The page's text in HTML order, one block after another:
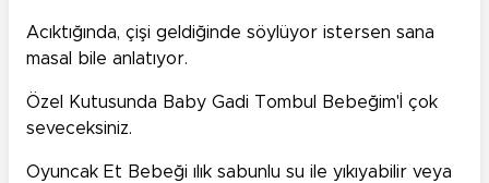
Acıktığında, çişi geldiğinde söylüyor istersen sana
masal bile anlatıyor.
Özel Kutusunda Baby Gadi Tombul Bebeğim'İ çok
seveceksiniz.
Oyuncak Et Bebeği ılık sabunlu su ile yıkıyabilir veya